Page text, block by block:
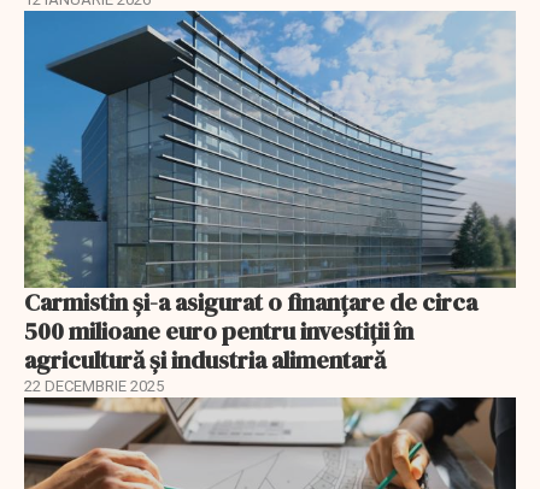
Carmistin și-a asigurat o finanțare de circa
500 milioane euro pentru investiții în
agricultură și industria alimentară
22 DECEMBRIE 2025